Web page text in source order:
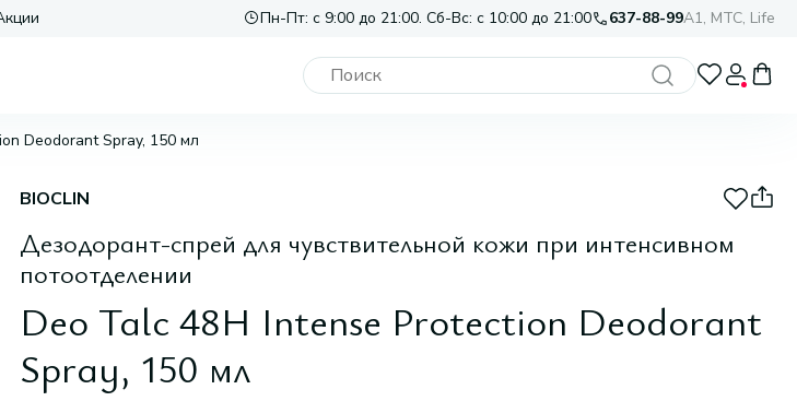
Пн-Пт: с 9:00 до 21:00. Сб-Вс: с 10:00 до 21:00 637-88-99A1, МТС, Life
Deodorant Spray, 150 мл
BIOCLIN
Дезодорант-спрей для чувствительной кожи при интенсивном
потоотделении
Deo Talc 48H Intense Protection Deodorant
Spray, 150 мл